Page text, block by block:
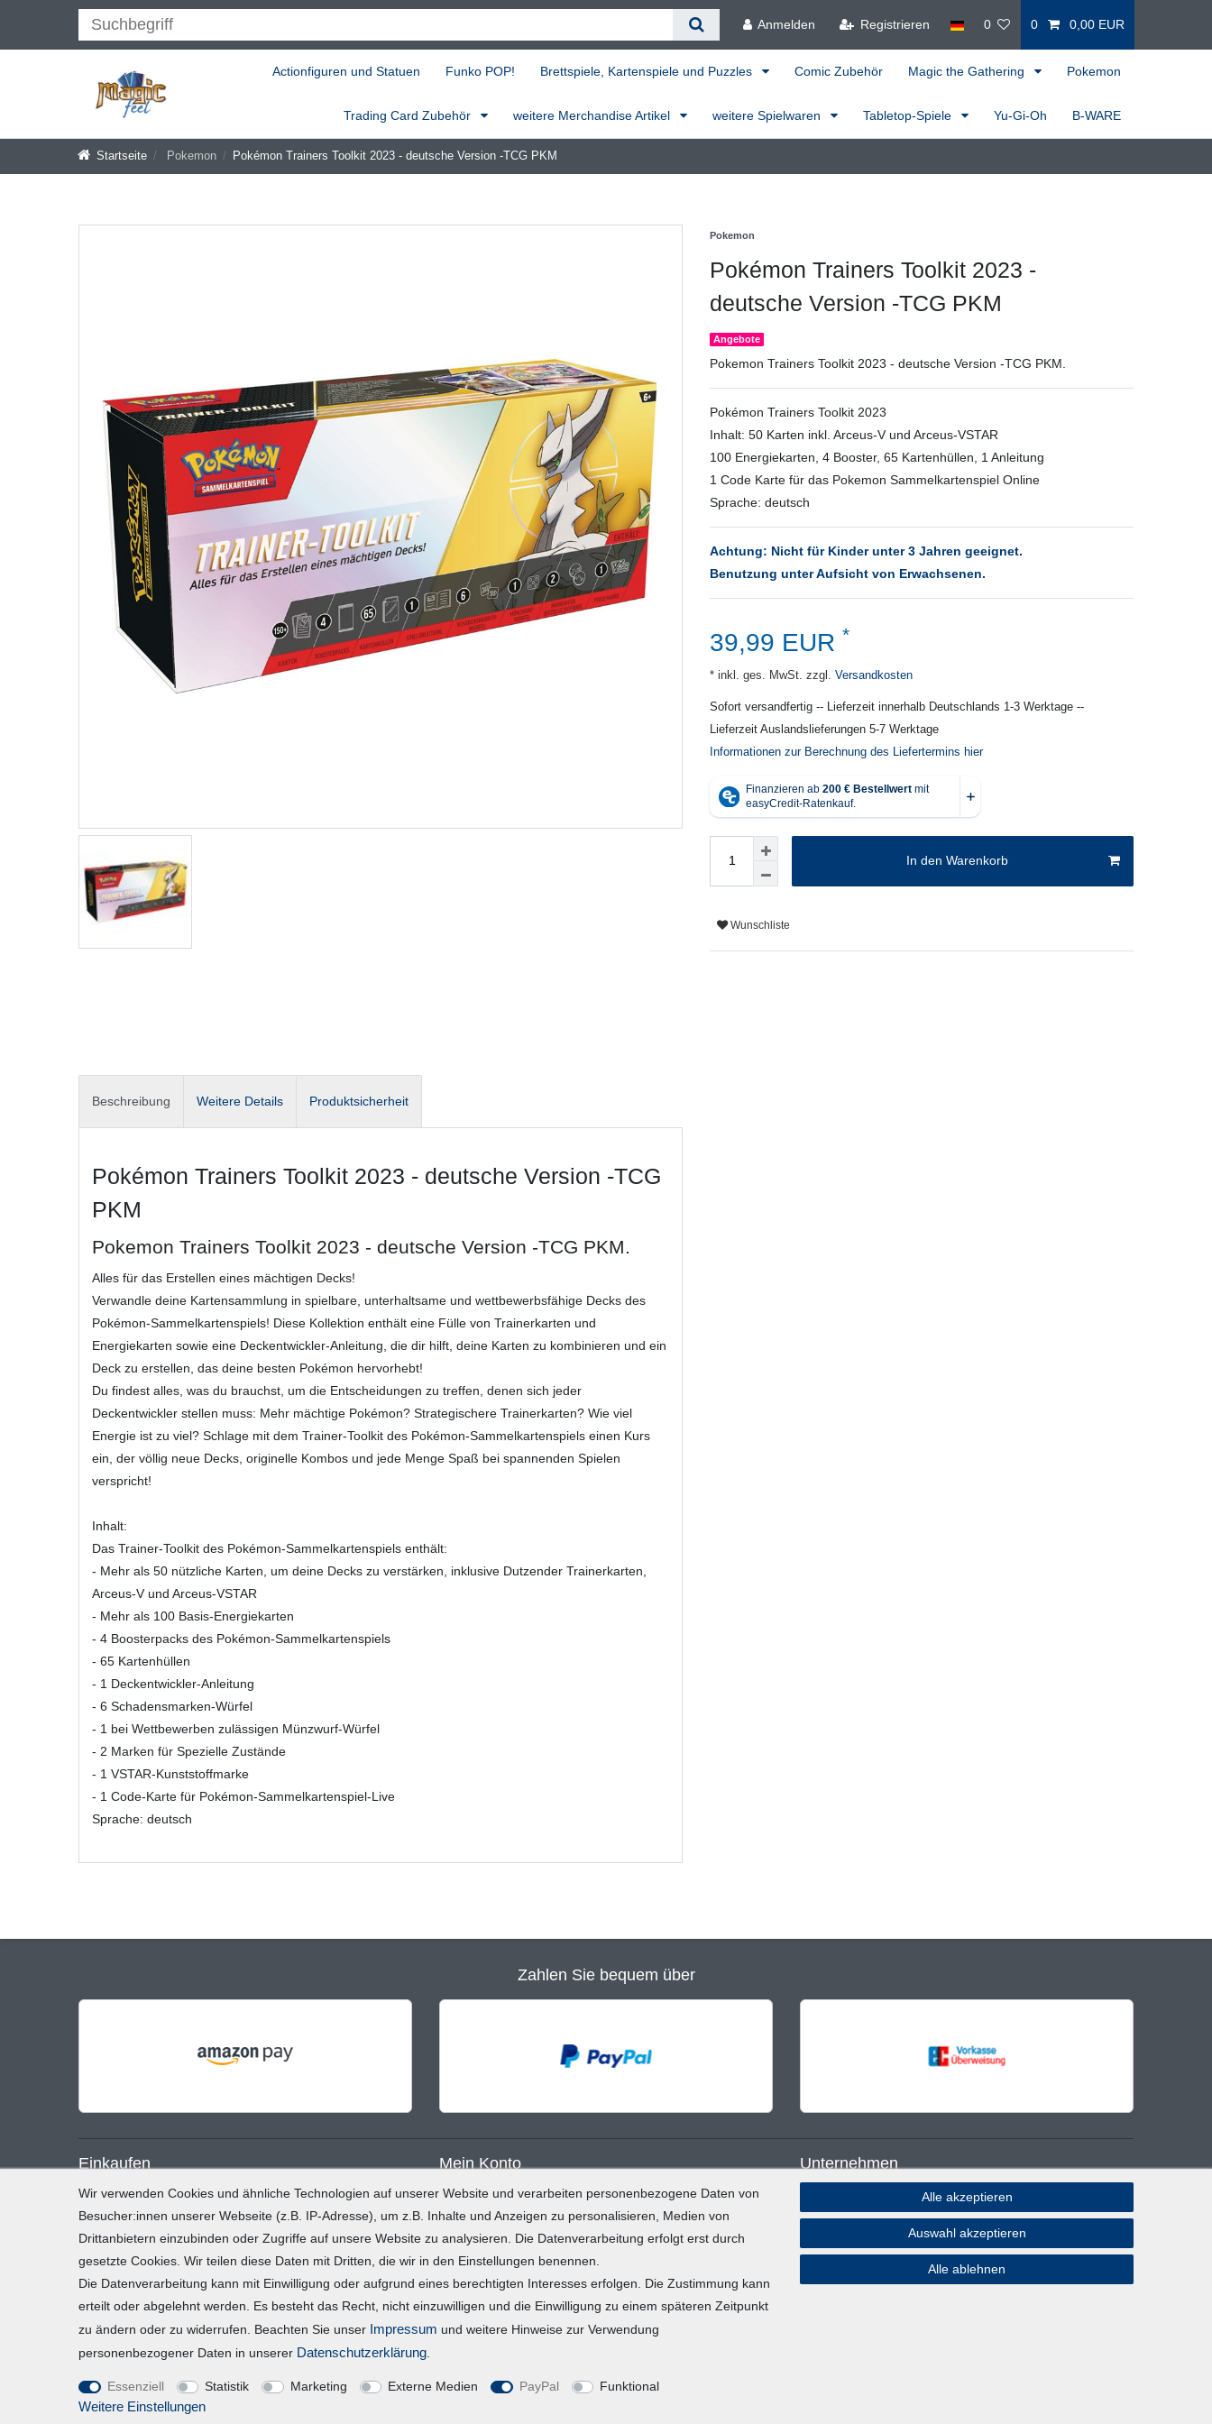
Anmelden Registrieren 0 0 0,00 EUR
Actionfiguren und Statuen Funko POP! Brettspiele, Kartenspiele und Puzzles Comic Zubehör Magic the Gathering Pokemon
Trading Card Zubehör weitere Merchandise Artikel weitere Spielwaren Tabletop-Spiele Yu-Gi-Oh B-WARE
Startseite Pokemon Pokémon Trainers Toolkit 2023 - deutsche Version -TCG PKM
Pokemon
Pokémon Trainers Toolkit 2023 -
deutsche Version -TCG PKM
Angebote
Pokemon Trainers Toolkit 2023 - deutsche Version -TCG PKM.
Pokémon Trainers Toolkit 2023
Inhalt: 50 Karten inkl. Arceus-V und Arceus-VSTAR
100 Energiekarten, 4 Booster, 65 Kartenhüllen, 1 Anleitung
1 Code Karte für das Pokemon Sammelkartenspiel Online
Sprache: deutsch
Achtung: Nicht für Kinder unter 3 Jahren geeignet.
Benutzung unter Aufsicht von Erwachsenen.
39,99 EUR *
* inkl. ges. MwSt. zzgl. Versandkosten
Sofort versandfertig -- Lieferzeit innerhalb Deutschlands 1-3 Werktage --
Lieferzeit Auslandslieferungen 5-7 Werktage
Informationen zur Berechnung des Liefertermins hier
In den Warenkorb
Wunschliste
Beschreibung Weitere Details Produktsicherheit
Pokémon Trainers Toolkit 2023 - deutsche Version -TCG
PKM
Pokemon Trainers Toolkit 2023 - deutsche Version -TCG PKM.
Alles für das Erstellen eines mächtigen Decks!
Verwandle deine Kartensammlung in spielbare, unterhaltsame und wettbewerbsfähige Decks des
Pokémon-Sammelkartenspiels! Diese Kollektion enthält eine Fülle von Trainerkarten und
Energiekarten sowie eine Deckentwickler-Anleitung, die dir hilft, deine Karten zu kombinieren und ein
Deck zu erstellen, das deine besten Pokémon hervorhebt!
Du findest alles, was du brauchst, um die Entscheidungen zu treffen, denen sich jeder
Deckentwickler stellen muss: Mehr mächtige Pokémon? Strategischere Trainerkarten? Wie viel
Energie ist zu viel? Schlage mit dem Trainer-Toolkit des Pokémon-Sammelkartenspiels einen Kurs
ein, der völlig neue Decks, originelle Kombos und jede Menge Spaß bei spannenden Spielen
verspricht!
Inhalt:
Das Trainer-Toolkit des Pokémon-Sammelkartenspiels enthält:
- Mehr als 50 nützliche Karten, um deine Decks zu verstärken, inklusive Dutzender Trainerkarten,
Arceus-V und Arceus-VSTAR
- Mehr als 100 Basis-Energiekarten
- 4 Boosterpacks des Pokémon-Sammelkartenspiels
- 65 Kartenhüllen
- 1 Deckentwickler-Anleitung
- 6 Schadensmarken-Würfel
- 1 bei Wettbewerben zulässigen Münzwurf-Würfel
- 2 Marken für Spezielle Zustände
- 1 VSTAR-Kunststoffmarke
- 1 Code-Karte für Pokémon-Sammelkartenspiel-Live
Sprache: deutsch
Zahlen Sie bequem über
Einkaufen
Zahlung und Versand
Widerrufsrecht
Warenkorb
Zur Kasse
Mein Konto
Registrieren
Login
Vertrag widerrufen
Unternehmen
Blog
Datenschutzerklärung
Erklärung zur Barrierefreiheit
AGB
© Copyright 2026 | Alle Rechte vorbehalten.
Wir verwenden Cookies und ähnliche Technologien auf unserer Website und verarbeiten personenbezogene Daten von
Besucher:innen unserer Webseite (z.B. IP-Adresse), um z.B. Inhalte und Anzeigen zu personalisieren, Medien von
Drittanbietern einzubinden oder Zugriffe auf unsere Website zu analysieren. Die Datenverarbeitung erfolgt erst durch
gesetzte Cookies. Wir teilen diese Daten mit Dritten, die wir in den Einstellungen benennen.
Die Datenverarbeitung kann mit Einwilligung oder aufgrund eines berechtigten Interesses erfolgen. Die Zustimmung kann
erteilt oder abgelehnt werden. Es besteht das Recht, nicht einzuwilligen und die Einwilligung zu einem späteren Zeitpunkt
zu ändern oder zu widerrufen. Beachten Sie unser Impressum und weitere Hinweise zur Verwendung
personenbezogener Daten in unserer Daten­schutz­erklärung
Essenziell Statistik Marketing Externe Medien PayPal Funktional
Weitere Einstellungen
Alle akzeptieren
Auswahl akzeptieren
Alle ablehnen